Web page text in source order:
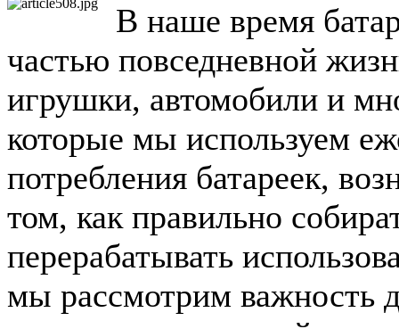
В наше время
частью повседневной
игрушки, автомобили и
которые мы используем
потребления батареек,
том, как правильно
перерабатывать
мы рассмотрим важность